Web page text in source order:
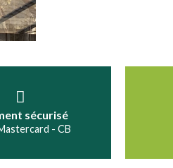
sécurisé
- CB